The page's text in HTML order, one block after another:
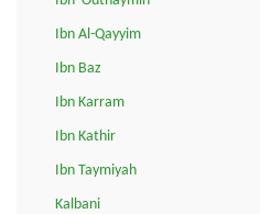
Ibn Al-Qayyim
Ibn Baz
Ibn Karram
Ibn Kathir
Ibn Taymiyah
Kalbani